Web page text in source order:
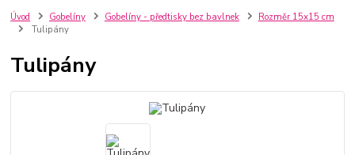
Úvod Gobelíny Gobelíny - předtisky bez bavlnek
Rozměr 15x15 cm
Tulipány
Tulipány